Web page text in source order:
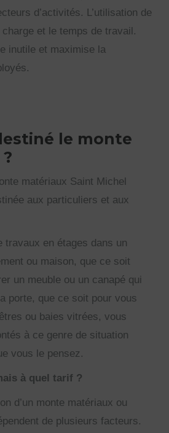
d’activités. L’utilisation de
et le temps de travail.
inutile et maximise la
le monte
matériaux Saint Michel
aux particuliers et aux
travaux en étages dans un
ou maison, que ce soit
un meuble ou un canapé qui
porte, que ce soit pour vous
ou baies vitrées, vous
à ce genre de situation
vous le pensez.
à quel tarif ?
d’un monte matériaux ou
de plusieurs facteurs.